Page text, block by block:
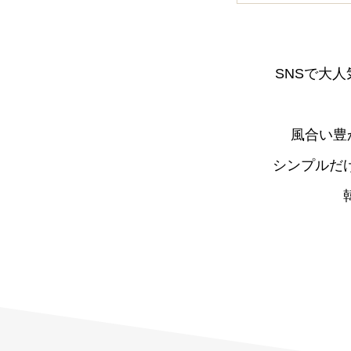
SNSで大人
風合い
シンプルだ